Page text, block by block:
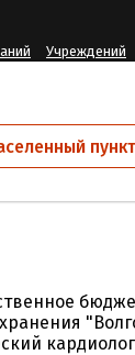
пункт
Учреждений